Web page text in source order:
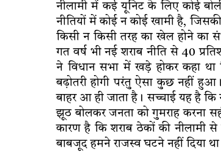
नीलामी में कई यूनिट के लिए कोई
नीतियों में कोई न कोई खामी है,
किसी न किसी तरह का खेल होने का
गत वर्ष भी नई शराब नीति से 40
ने विधान सभा में खड़े होकर कहा था
बढ़ोतरी होगी परंतु ऐसा कुछ नहीं
बाहर आ ही जाता है। सच्चाई यह है कि
झूठ बोलकर जनता को गुमराह करना
कारण है कि शराब ठेकों की नीलामी
बाबजूद हमने राजस्व घटने नहीं दिया